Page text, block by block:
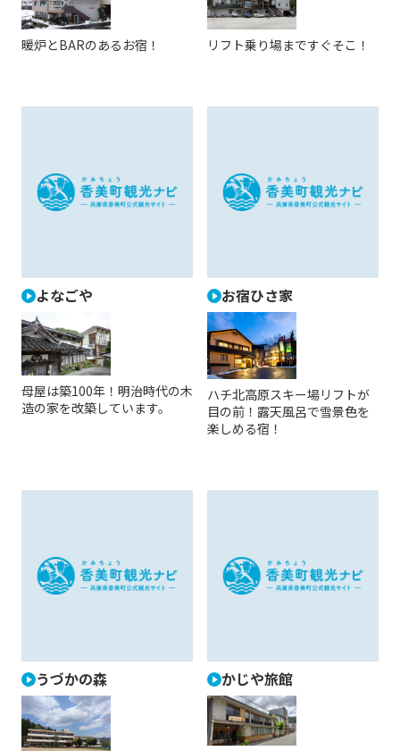
暖炉とBARのあるお宿！ リフト乗り場まですぐそこ！
よなごや
母屋は築100年！明治時代の木
造の家を改築しています。
お宿ひさ家
ハチ北高原スキー場リフトが
目の前！露天風呂で雪景色を
楽しめる宿！
うづかの森 かじや旅館